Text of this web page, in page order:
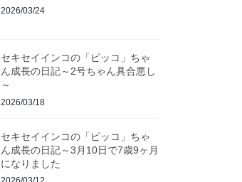
2026/03/24
セキセイインコの「ピッコ」ちゃ
ん成長の日記～2号ちゃん具合悪し
～
2026/03/18
セキセイインコの「ピッコ」ちゃ
ん成長の日記～3月10日で7歳9ヶ月
になりました